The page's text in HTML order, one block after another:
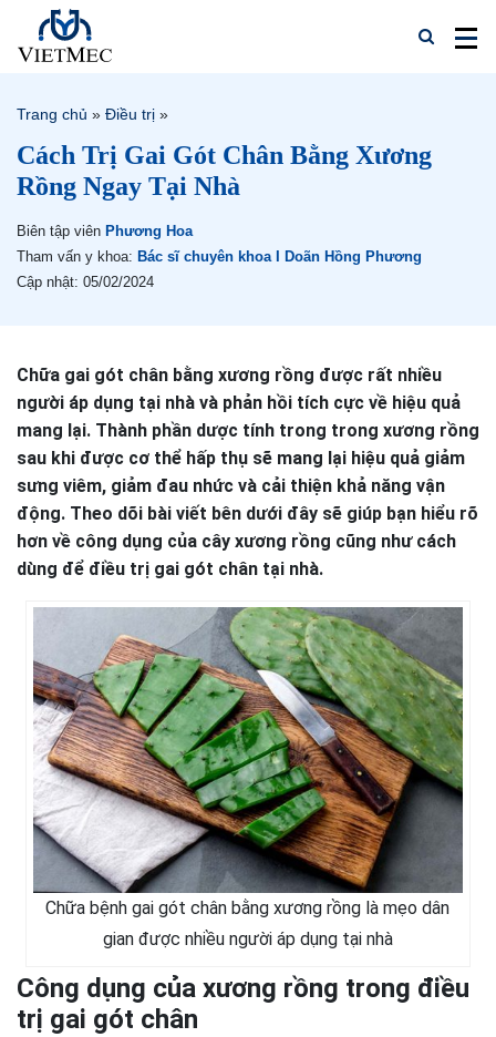
Trang chủ » Điều trị »
Cách Trị Gai Gót Chân Bằng Xương
Rồng Ngay Tại Nhà
Biên tập viên Phương Hoa
Tham vấn y khoa: Bác sĩ chuyên khoa I Doãn Hồng Phương
Cập nhật: 05/02/2024
Chữa gai gót chân bằng xương rồng được rất nhiều
người áp dụng tại nhà và phản hồi tích cực về hiệu quả
mang lại. Thành phần dược tính trong trong xương rồng
sau khi được cơ thể hấp thụ sẽ mang lại hiệu quả giảm
sưng viêm, giảm đau nhức và cải thiện khả năng vận
động. Theo dõi bài viết bên dưới đây sẽ giúp bạn hiểu rõ
hơn về công dụng của cây xương rồng cũng như cách
dùng để điều trị gai gót chân tại nhà.
Chữa bệnh gai gót chân bằng xương rồng là mẹo dân
gian được nhiều người áp dụng tại nhà
Công dụng của xương rồng trong điều
trị gai gót chân